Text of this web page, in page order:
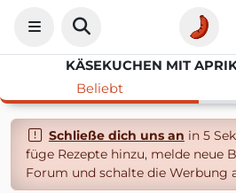
Beliebt
Schließe dich uns an in 5
füge Rezepte hinzu, melde neue
Forum und schalte die Werbung